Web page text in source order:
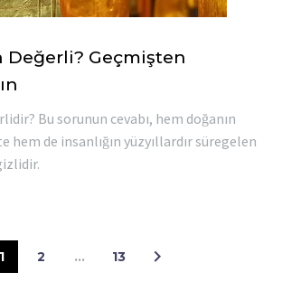
Değerli? Geçmişten
Bu sorunun cevabı, hem doğanın
hem de insanlığın yüzyıllardır süregelen
1 2 … 13